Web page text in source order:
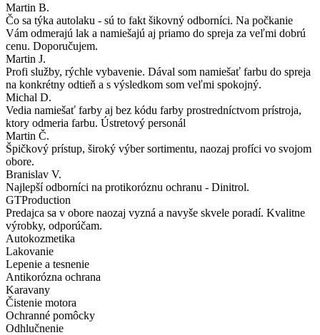
Martin B.
Čo sa týka autolaku - sú to fakt šikovný odborníci. Na počkanie
Vám odmerajú lak a namiešajú aj priamo do spreja za veľmi dobrú
cenu. Doporučujem.
Martin J.
Profi služby, rýchle vybavenie. Dával som namiešať farbu do spreja
na konkrétny odtieň a s výsledkom som veľmi spokojný.
Michal D.
Vedia namiešať farby aj bez kódu farby prostredníctvom prístroja,
ktory odmeria farbu. Ústretový personál
Martin Č.
Špičkový prístup, široký výber sortimentu, naozaj profíci vo svojom
obore.
Branislav V.
Najlepší odborníci na protikoróznu ochranu - Dinitrol.
GTProduction
Predajca sa v obore naozaj vyzná a navyše skvele poradí. Kvalitne
výrobky, odporúčam.
Autokozmetika
Lakovanie
Lepenie a tesnenie
Antikorózna ochrana
Karavany
Čistenie motora
Ochranné pomôcky
Odhlučnenie